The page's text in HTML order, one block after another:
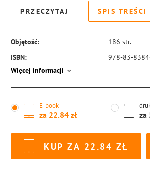
PRZECZYTAJ SPIS TREŚCI
Objętość: 186 str.
ISBN:
978-83-
Więcej informacji
E-book
za 22.84 za
KUP ZA 22.84